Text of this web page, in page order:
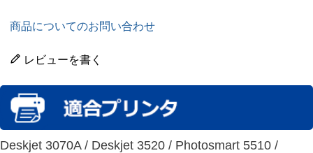
商品についてのお問い合わせ
レビューを書く
Deskjet 3070A / Deskjet 3520 / Photosmart 5510 /